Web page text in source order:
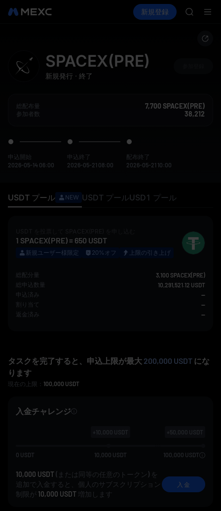
現物 先物取引 SPCX
新規登録
TUT
BMT
SPACEX(PRE)
新規発行 · 終了
総配布量 7,700 SPACEX(PRE)
参加者数 38,212
申込開始
2026-05-14 06:00
申込終了
2026-05-21 08:00
配布終了
2026-05-21 10:00
USDT プール NEW USDT プールUSD1 プール
1 SPACEX(PRE)= 650 USDT
新規ユーザー様限定 20%オフ 上限の引き上げ
総配分量 3,100 SPACEX(PRE)
総申込数量 10,291,521.12 USDT
申込済み --
割り当て --
返金済み --
タスクを完了すると、申込上限が最大 200,000 USDT にな
ります
現在の上限： 100,000 USDT
入金チャレンジ
0 USDT 10,000 USDT
+ 10,000 USDT
100,000 USDT
+50,000 USDT
10,000 USDT(または同等の任意のトークン) を
追加で入金すると、個人のサブスクリプション
制限が 10,000 USDT 増加します
入 金